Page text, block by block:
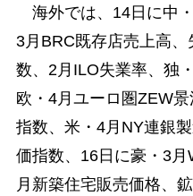
海外では、14日に中
3月BRC既存店売上高
数、2月ILO失業率、独
欧・4月ユーロ圏ZEW
指数、米・4月NY連銀
価指数、16日に豪・3
月新築住宅販売価格、